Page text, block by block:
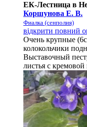
ЕК-Лестница в
Коршунова Е. В.
Фиалка (сенполия)
відкрити повний
Очень крупные
колокольчики
Выставочный
листья с